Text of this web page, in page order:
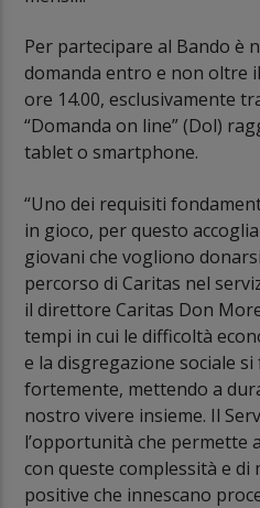
Per partecipare al Bando è
domanda entro e non oltre
ore 14.00, esclusivamente
“Domanda on line” (Dol)
tablet o smartphone.
“Uno dei requisiti
in gioco, per questo
giovani che vogliono
percorso di Caritas nel
il direttore Caritas Don
tempi in cui le difficoltà
e la disgregazione sociale
fortemente, mettendo a
nostro vivere insieme. Il
l’opportunità che permette
con queste complessità e
positive che innescano